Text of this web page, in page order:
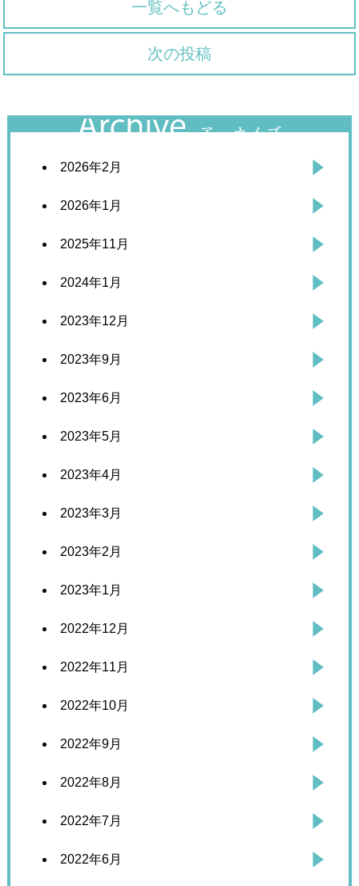
一覧へもどる
次の投稿
2026年2月
2026年1月
2025年11月
2024年1月
2023年12月
2023年9月
2023年6月
2023年5月
2023年4月
2023年3月
2023年2月
2023年1月
2022年12月
2022年11月
2022年10月
2022年9月
2022年8月
2022年7月
2022年6月